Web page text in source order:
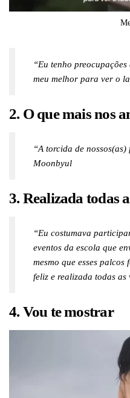
“Eu tenho preocupações
meu melhor para ver o
2. O que mais nos
“A torcida de
Moonbyul
3. Realizada todas
“Eu costumava
eventos da escola que
mesmo que esses palcos
feliz e realizada todas as
4. Vou te mostrar